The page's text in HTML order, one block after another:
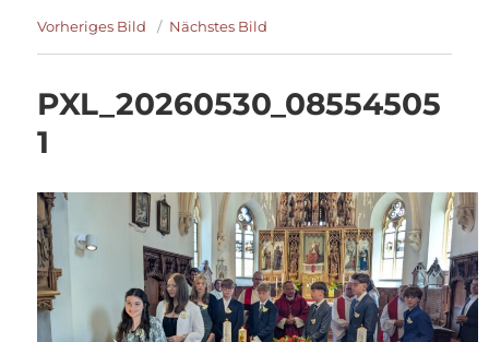
Vorheriges Bild Nächstes Bild
PXL_20260530_08554505
1